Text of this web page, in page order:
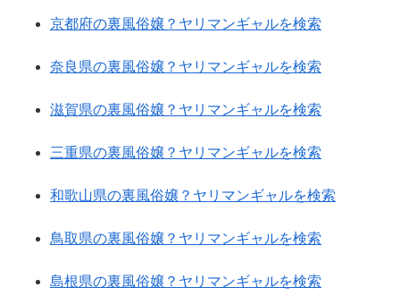
京都府の裏風俗嬢？ヤリマンギャルを検索
奈良県の裏風俗嬢？ヤリマンギャルを検索
滋賀県の裏風俗嬢？ヤリマンギャルを検索
三重県の裏風俗嬢？ヤリマンギャルを検索
和歌山県の裏風俗嬢？ヤリマンギャルを検索
鳥取県の裏風俗嬢？ヤリマンギャルを検索
島根県の裏風俗嬢？ヤリマンギャルを検索